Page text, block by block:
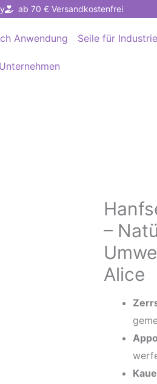
ab 70 € Versandkostenfrei
Anwendung Seile für Industrie
–
Alice
Hanfseil
Brush
3er
Set